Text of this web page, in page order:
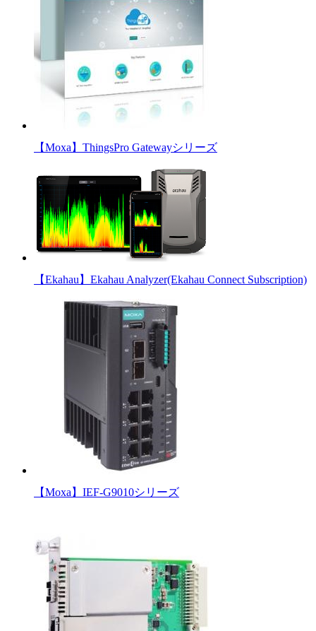
【Moxa】ThingsPro Gatewayシリーズ
【Ekahau】Ekahau Analyzer(Ekahau Connect Subscription)
【Moxa】IEF-G9010シリーズ